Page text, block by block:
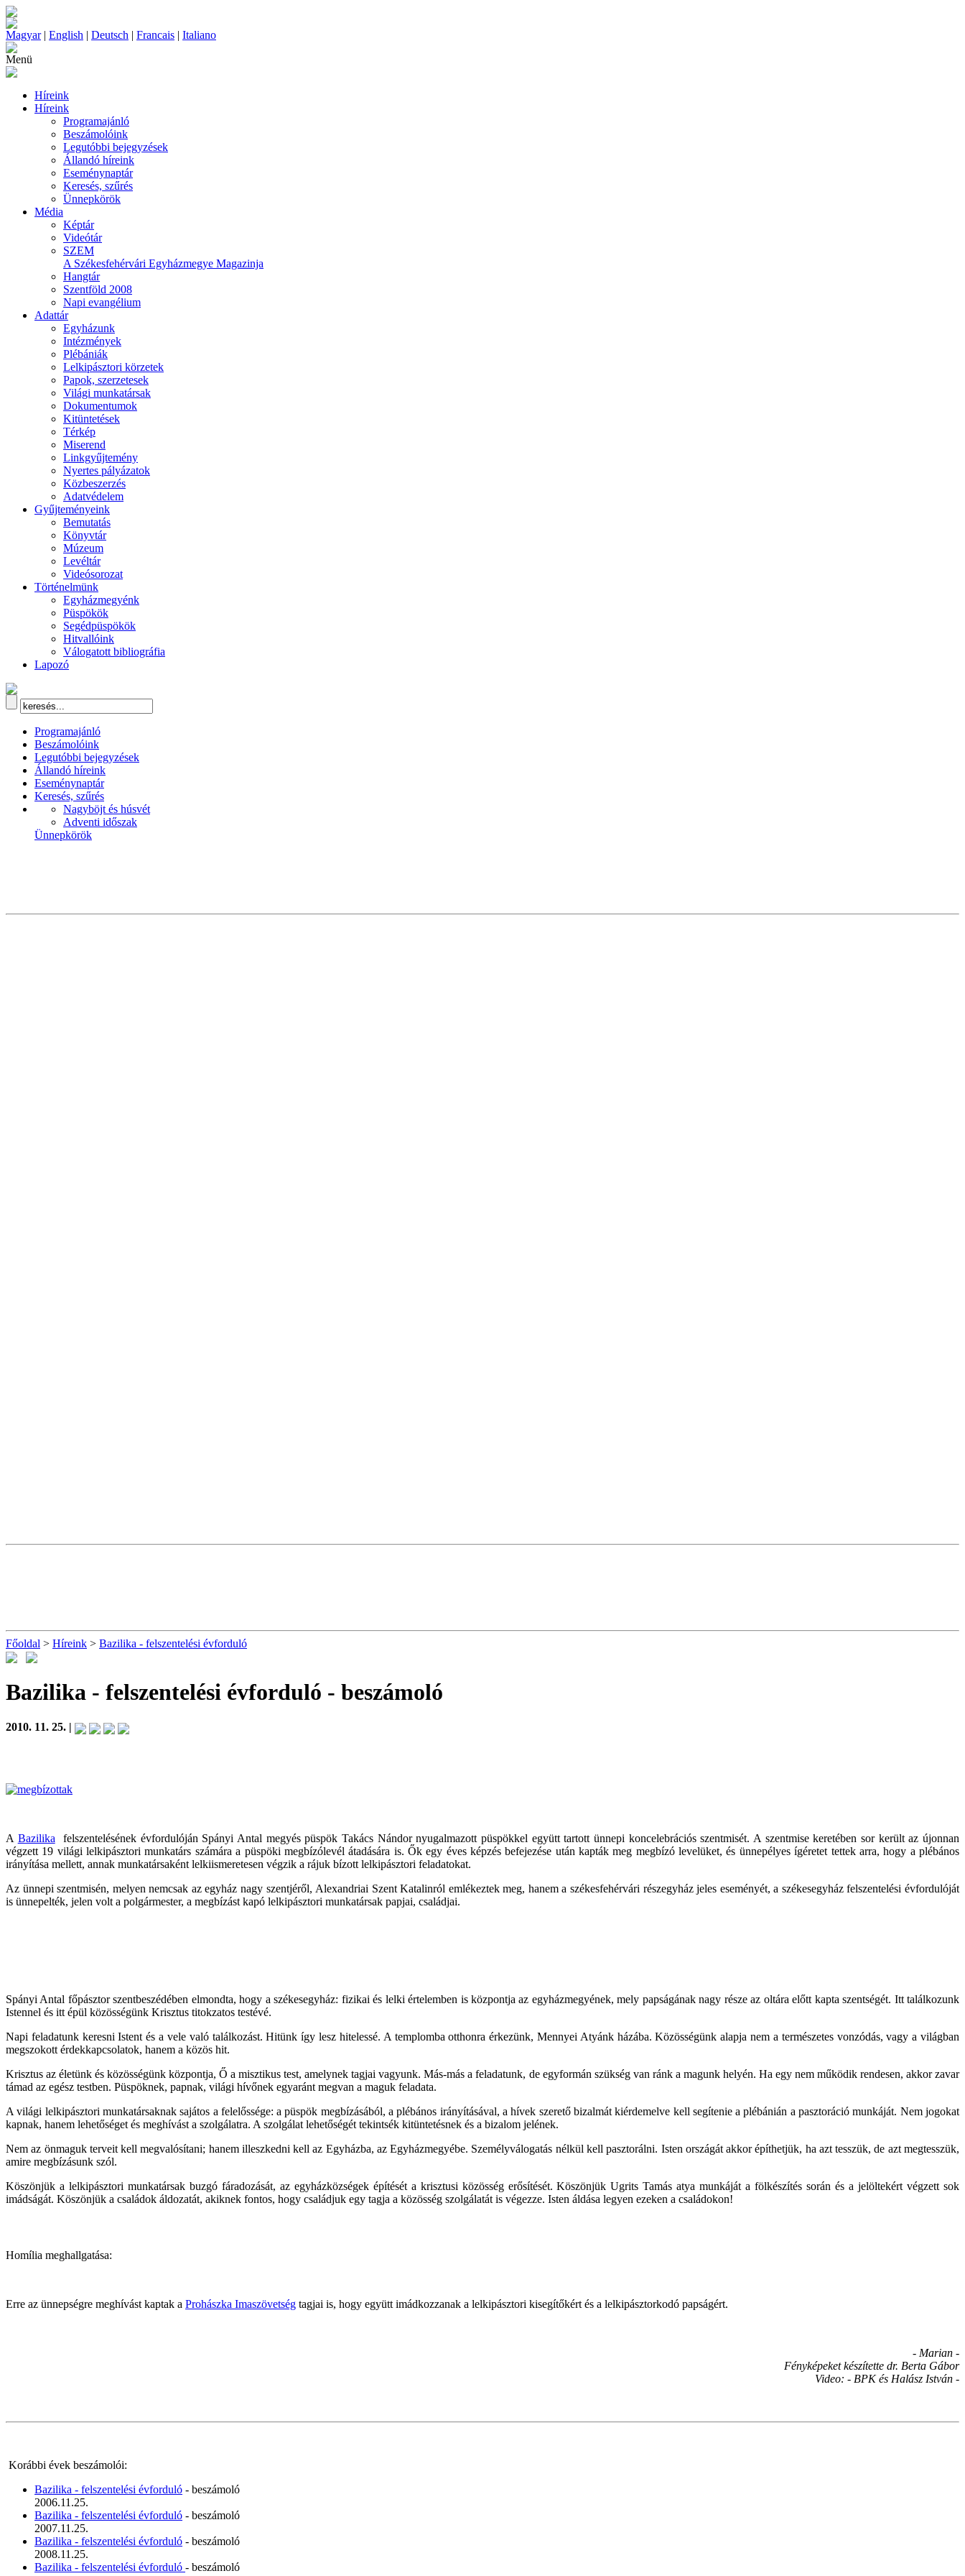
Magyar| English | Deutsch | Francais | Italiano
Menü
Híreink
Híreink
Programajánló
Beszámolóink
Legutóbbi bejegyzések
Állandó híreink
Eseménynaptár
Keresés, szűrés
Ünnepkörök
Média
Képtár
Videótár
SZEM
A Székesfehérvári Egyházmegye Magazinja
Hangtár
Szentföld 2008
Napi evangélium
Adattár
Egyházunk
Intézmények
Plébániák
Lelkipásztori körzetek
Papok, szerzetesek
Világi munkatársak
Dokumentumok
Kitüntetések
Térkép
Miserend
Linkgyűjtemény
Nyertes pályázatok
Közbeszerzés
Adatvédelem
Gyűjteményeink
Bemutatás
Könyvtár
Múzeum
Levéltár
Videósorozat
Történelmünk
Egyházmegyénk
Püspökök
Segédpüspökök
Hitvallóink
Válogatott bibliográfia
Lapozó
Programajánló
Beszámolóink
Legutóbbi bejegyzések
Állandó híreink
Eseménynaptár
Keresés, szűrés
Nagyböjt és húsvét
Adventi időszak
Ünnepkörök
Főoldal > Híreink > Bazilika - felszentelési évforduló
Bazilika - felszentelési évforduló - beszámoló
2010. 11. 25. |
A Bazilika felszentelésének évfordulóján Spányi Antal megyés püspök Takács Nándor nyugalmazott püspökkel együtt tartott ünnepi koncelebrációs szentmisét. A szentmise keretében sor került az újonnan
végzett 19 világi lelkipásztori munkatárs számára a püspöki megbízólevél átadására is. Ők egy éves képzés befejezése után kapták meg megbízó levelüket, és ünnepélyes ígéretet tettek arra, hogy a plébános
irányítása mellett, annak munkatársaként lelkiismeretesen végzik a rájuk bízott lelkipásztori feladatokat.
Az ünnepi szentmisén, melyen nemcsak az egyház nagy szentjéről, Alexandriai Szent Katalinról emlékeztek meg, hanem a székesfehérvári részegyház jeles eseményét, a székesegyház felszentelési évfordulóját
is ünnepelték, jelen volt a polgármester, a megbízást kapó lelkipásztori munkatársak papjai, családjai.
Spányi Antal főpásztor szentbeszédében elmondta, hogy a székesegyház: fizikai és lelki értelemben is központja az egyházmegyének, mely papságának nagy része az oltára előtt kapta szentségét. Itt találkozunk
Istennel és itt épül közösségünk Krisztus titokzatos testévé.
Napi feladatunk keresni Istent és a vele való találkozást. Hitünk így lesz hitelessé. A templomba otthonra érkezünk, Mennyei Atyánk házába. Közösségünk alapja nem a természetes vonzódás, vagy a világban
megszokott érdekkapcsolatok, hanem a közös hit.
Krisztus az életünk és közösségünk központja, Ő a misztikus test, amelynek tagjai vagyunk. Más-más a feladatunk, de egyformán szükség van ránk a magunk helyén. Ha egy nem működik rendesen, akkor zavar
támad az egész testben. Püspöknek, papnak, világi hívőnek egyaránt megvan a maguk feladata.
A világi lelkipásztori munkatársaknak sajátos a felelőssége: a püspök megbízásából, a plébános irányításával, a hívek szerető bizalmát kiérdemelve kell segítenie a plébánián a pasztoráció munkáját. Nem jogokat
kapnak, hanem lehetőséget és meghívást a szolgálatra. A szolgálat lehetőségét tekintsék kitüntetésnek és a bizalom jelének.
Nem az önmaguk terveit kell megvalósítani; hanem illeszkedni kell az Egyházba, az Egyházmegyébe. Személyválogatás nélkül kell pasztorálni. Isten országát akkor építhetjük, ha azt tesszük, de azt megtesszük,
amire megbízásunk szól.
Köszönjük a lelkipásztori munkatársak buzgó fáradozását, az egyházközségek építését a krisztusi közösség erősítését. Köszönjük Ugrits Tamás atya munkáját a fölkészítés során és a jelöltekért végzett sok
imádságát. Köszönjük a családok áldozatát, akiknek fontos, hogy családjuk egy tagja a közösség szolgálatát is végezze. Isten áldása legyen ezeken a családokon!
Homília meghallgatása:
Erre az ünnepségre meghívást kaptak a Prohászka Imaszövetség tagjai is, hogy együtt imádkozzanak a lelkipásztori kisegítőkért és a lelkipásztorkodó papságért.
- Marian -
Fényképeket készítette dr. Berta Gábor
Video: - BPK és Halász István -
Korábbi évek beszámolói:
Bazilika - felszentelési évforduló - beszámoló
2006.11.25.
Bazilika - felszentelési évforduló - beszámoló
2007.11.25.
Bazilika - felszentelési évforduló - beszámoló
2008.11.25.
Bazilika - felszentelési évforduló - beszámoló